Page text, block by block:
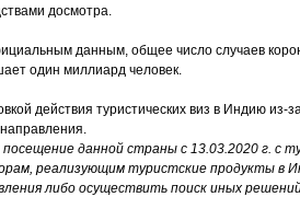
досмотра.
данным, общее число случаев
один миллиард человек.
действия туристических виз в Индию
данной страны с 13.03.2020 г. с
реализующим туристские продукты в
либо осуществить поиск иных